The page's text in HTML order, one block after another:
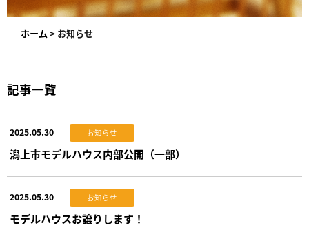
ホーム > お知らせ
記事一覧
2025.05.30 お知らせ
潟上市モデルハウス内部公開（一部）
2025.05.30 お知らせ
モデルハウスお譲りします！